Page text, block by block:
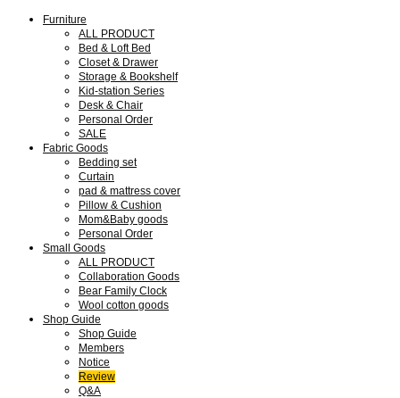
Furniture
ALL PRODUCT
Bed & Loft Bed
Closet & Drawer
Storage & Bookshelf
Kid-station Series
Desk & Chair
Personal Order
SALE
Fabric Goods
Bedding set
Curtain
pad & mattress cover
Pillow & Cushion
Mom&Baby goods
Personal Order
Small Goods
ALL PRODUCT
Collaboration Goods
Bear Family Clock
Wool cotton goods
Shop Guide
Shop Guide
Members
Notice
Review
Q&A